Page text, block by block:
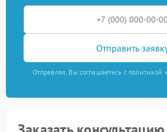
Отправить
Отправляя, Вы соглашаетесь с политикой